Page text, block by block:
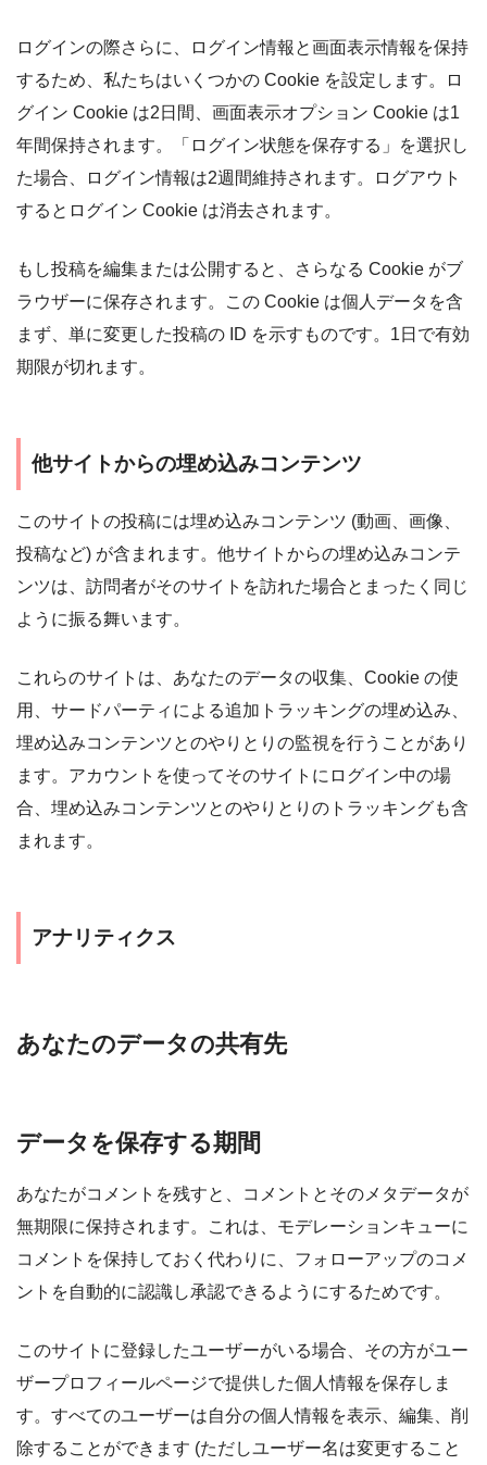
ログインの際さらに、ログイン情報と画面表示情報を保持
するため、私たちはいくつかの Cookie を設定します。ロ
グイン Cookie は2日間、画面表示オプション Cookie は1
年間保持されます。「ログイン状態を保存する」を選択し
た場合、ログイン情報は2週間維持されます。ログアウト
するとログイン Cookie は消去されます。
もし投稿を編集または公開すると、さらなる Cookie がブ
ラウザーに保存されます。この Cookie は個人データを含
まず、単に変更した投稿の ID を示すものです。1日で有効
期限が切れます。
他サイトからの埋め込みコンテンツ
このサイトの投稿には埋め込みコンテンツ (動画、画像、
投稿など) が含まれます。他サイトからの埋め込みコンテ
ンツは、訪問者がそのサイトを訪れた場合とまったく同じ
ように振る舞います。
これらのサイトは、あなたのデータの収集、Cookie の使
用、サードパーティによる追加トラッキングの埋め込み、
埋め込みコンテンツとのやりとりの監視を行うことがあり
ます。アカウントを使ってそのサイトにログイン中の場
合、埋め込みコンテンツとのやりとりのトラッキングも含
まれます。
アナリティクス
あなたのデータの共有先
データを保存する期間
あなたがコメントを残すと、コメントとそのメタデータが
無期限に保持されます。これは、モデレーションキューに
コメントを保持しておく代わりに、フォローアップのコメ
ントを自動的に認識し承認できるようにするためです。
このサイトに登録したユーザーがいる場合、その方がユー
ザープロフィールページで提供した個人情報を保存しま
す。すべてのユーザーは自分の個人情報を表示、編集、削
除することができます (ただしユーザー名は変更すること